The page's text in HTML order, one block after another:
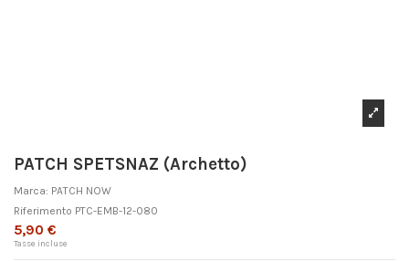
PATCH SPETSNAZ (Archetto)
Marca: PATCH NOW
Riferimento PTC-EMB-12-080
5,90 €
Tasse incluse